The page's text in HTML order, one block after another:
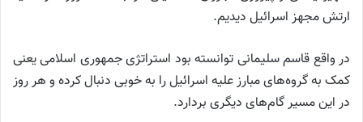
ارتش مجهز اسرائیل دیدیم.
در واقع قاسم سلیمانی توانسته بود استراتژی جمهوری اسلامی یعنی
کمک به گروه‌های مبارز علیه اسرائیل را به خوبی دنبال کرده و هر روز
در این مسیر گام‌های دیگری بردارد.